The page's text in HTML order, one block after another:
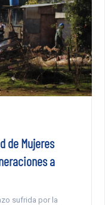
de Mujeres
a
sufrida por la